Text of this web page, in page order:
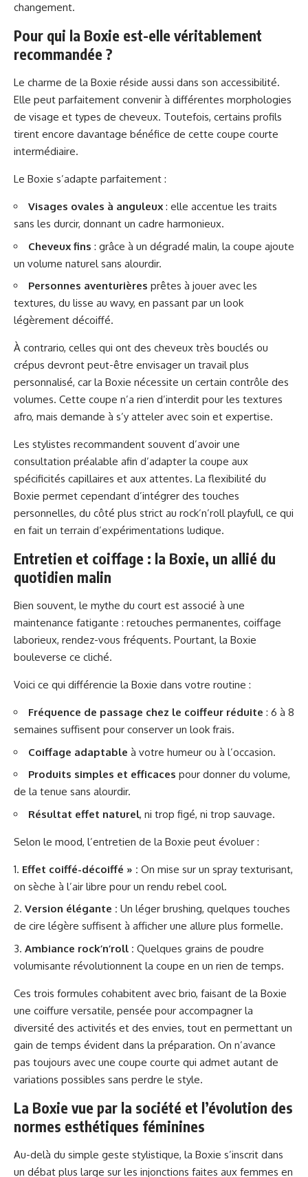
changement.
Pour qui la Boxie est-elle véritablement
recommandée ?
Le charme de la Boxie réside aussi dans son accessibilité.
Elle peut parfaitement convenir à différentes morphologies
de visage et types de cheveux. Toutefois, certains profils
tirent encore davantage bénéfice de cette coupe courte
intermédiaire.
Le Boxie s’adapte parfaitement :
Visages ovales à anguleux : elle accentue les traits
sans les durcir, donnant un cadre harmonieux.
Cheveux fins : grâce à un dégradé malin, la coupe ajoute
un volume naturel sans alourdir.
Personnes aventurières prêtes à jouer avec les
textures, du lisse au wavy, en passant par un look
légèrement décoiffé.
À contrario, celles qui ont des cheveux très bouclés ou
crépus devront peut-être envisager un travail plus
personnalisé, car la Boxie nécessite un certain contrôle des
volumes. Cette coupe n’a rien d’interdit pour les textures
afro, mais demande à s’y atteler avec soin et expertise.
Les stylistes recommandent souvent d’avoir une
consultation préalable afin d’adapter la coupe aux
spécificités capillaires et aux attentes. La flexibilité du
Boxie permet cependant d’intégrer des touches
personnelles, du côté plus strict au rock’n’roll playfull, ce qui
en fait un terrain d’expérimentations ludique.
Entretien et coiffage : la Boxie, un allié du
quotidien malin
Bien souvent, le mythe du court est associé à une
maintenance fatigante : retouches permanentes, coiffage
laborieux, rendez-vous fréquents. Pourtant, la Boxie
bouleverse ce cliché.
Voici ce qui différencie la Boxie dans votre routine :
Fréquence de passage chez le coiffeur réduite : 6 à 8
semaines suffisent pour conserver un look frais.
Coiffage adaptable à votre humeur ou à l’occasion.
Produits simples et efficaces pour donner du volume,
de la tenue sans alourdir.
Résultat effet naturel, ni trop figé, ni trop sauvage.
Selon le mood, l’entretien de la Boxie peut évoluer :
Effet coiffé-décoiffé » : On mise sur un spray texturisant,
on sèche à l’air libre pour un rendu rebel cool.
Version élégante : Un léger brushing, quelques touches
de cire légère suffisent à afficher une allure plus formelle.
Ambiance rock’n’roll : Quelques grains de poudre
volumisante révolutionnent la coupe en un rien de temps.
Ces trois formules cohabitent avec brio, faisant de la Boxie
une coiffure versatile, pensée pour accompagner la
diversité des activités et des envies, tout en permettant un
gain de temps évident dans la préparation. On n’avance
pas toujours avec une coupe courte qui admet autant de
variations possibles sans perdre le style.
La Boxie vue par la société et l’évolution des
normes esthétiques féminines
Au-delà du simple geste stylistique, la Boxie s’inscrit dans
un débat plus large sur les injonctions faites aux femmes en